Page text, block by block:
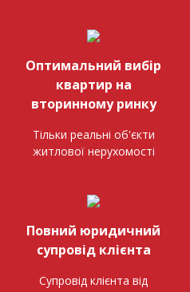
Оптимальний вибір
квартир на
вторинному ринку
Тільки реальні об'єкти
житлової нерухомості
Повний юридичний
супровід клієнта
Супровід клієнта від